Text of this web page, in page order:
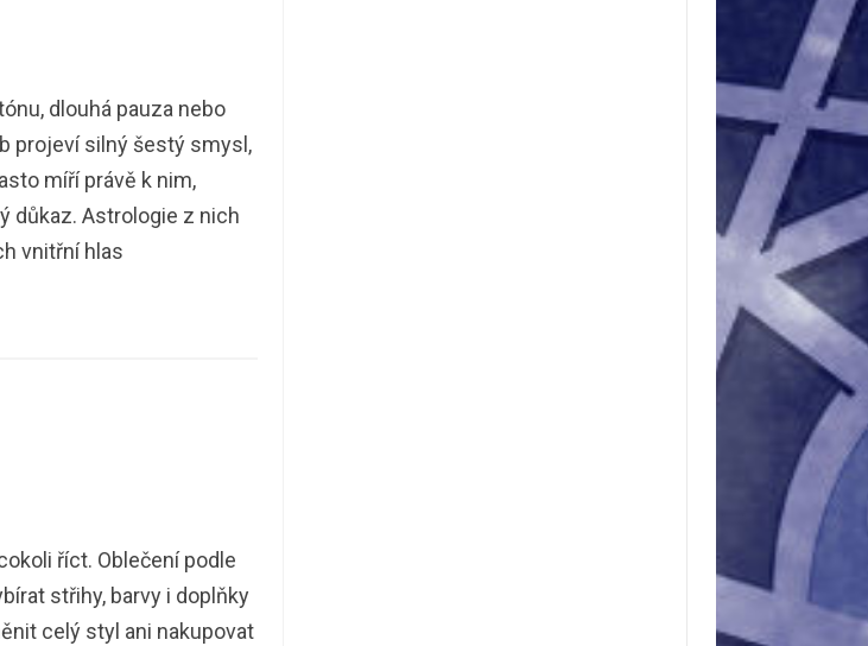
dlouhá pauza nebo
projeví silný šestý smysl,
míří právě k nim,
důkaz. Astrologie z nich
vnitřní hlas
říct. Oblečení podle
střihy, barvy i doplňky
celý styl ani nakupovat